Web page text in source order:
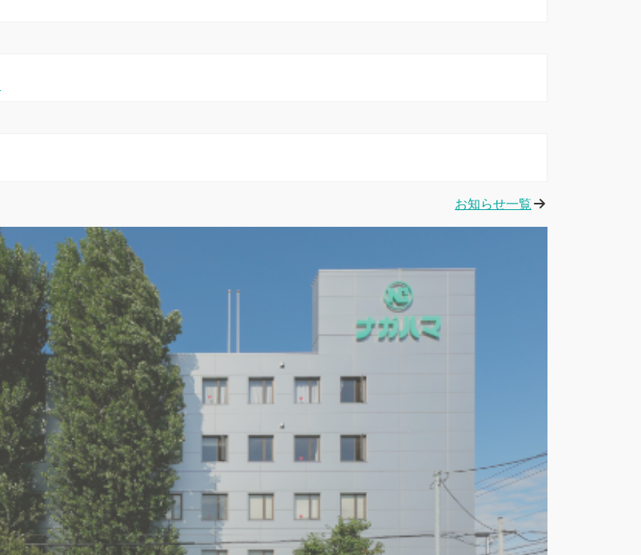
お知らせ一覧